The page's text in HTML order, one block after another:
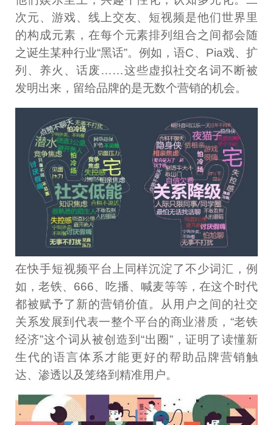
次元、游戏、线上交友、短视频是他们世界里
的构成元素，在每个元素排列组合之间都会随
之诞生某种行业“黑话”。例如，语C、Pia戏、扩
列、养火、话废……这些虚拟社交名词不断被
发明出来，留给品牌的是无数个营销的机会。
在快手短视频平台上同样沉淀了不少词汇，例
如，老铁、666、吃播、喊麦等等，在这个时代
都被赋予了新的营销价值。从用户之间的社交
关系发展到代表一整个平台的商业潜质，“老铁
经济”这个词从被创造到“出圈”，证明了读懂新
生代的语言体系才能更好的帮助品牌营销触
达、渗透以及笼络到精准用户。